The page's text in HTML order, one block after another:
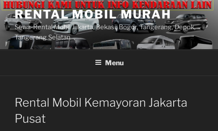
Lompat
ke
konten
RENTAL MOBIL MURAH
Sewa-Rental Mobil Jakarta, Bekasi, Bogor, Tangerang, Depok,
Tangerang Selatan
Menu
Rental Mobil Kemayoran Jakarta
Pusat